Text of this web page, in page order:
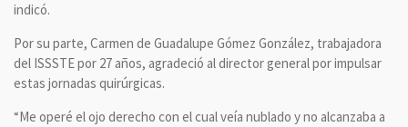
indicó.
Por su parte, Carmen de Guadalupe Gómez González, trabajadora
del ISSSTE por 27 años, agradeció al director general por impulsar
estas jornadas quirúrgicas.
“Me operé el ojo derecho con el cual veía nublado y no alcanzaba a